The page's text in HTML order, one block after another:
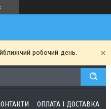
робочий день.
ОПЛАТА І ДОСТАВКА